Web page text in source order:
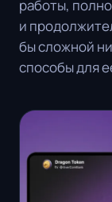
работы,
и
бы сложной
способы для